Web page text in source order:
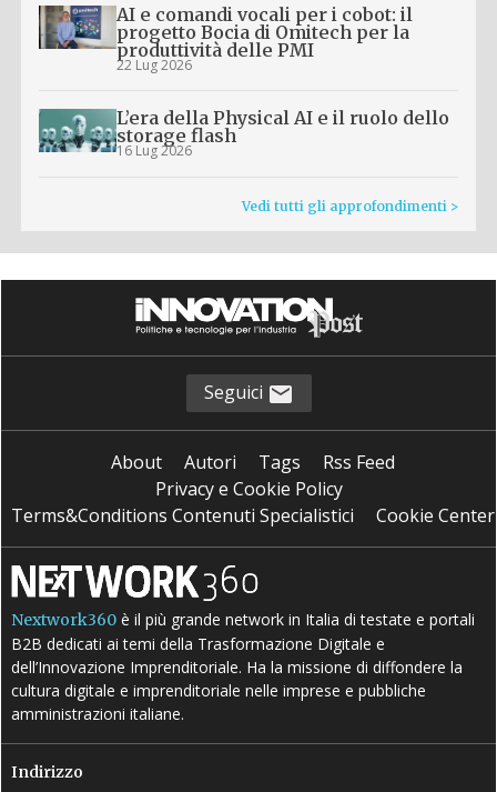
AI e comandi vocali per i cobot: il
progetto Bocia di Omitech per la
produttività delle PMI
22 Lug 2026
L’era della Physical AI e il ruolo dello
storage flash
16 Lug 2026
Vedi tutti gli approfondimenti >
Seguici
About Autori Tags
Rss Feed
Privacy e Cookie Policy
Terms&Conditions Contenuti Specialistici
Cookie Center
Nextwork360 è il più grande network in Italia di testate e portali
B2B dedicati ai temi della Trasformazione Digitale e
dell’Innovazione Imprenditoriale. Ha la missione di diffondere la
cultura digitale e imprenditoriale nelle imprese e pubbliche
amministrazioni italiane.
Indirizzo